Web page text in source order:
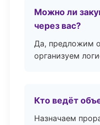
Можно ли
через вас?
Да, предложим
организуем
Кто ведёт
Назначаем